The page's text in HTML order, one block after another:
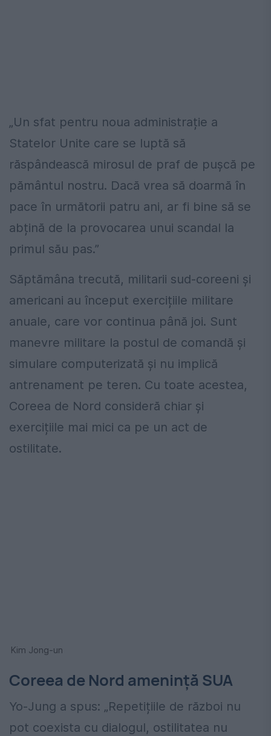
„Un sfat pentru noua administrație a
Statelor Unite care se luptă să
răspândească mirosul de praf de pușcă pe
pământul nostru. Dacă vrea să doarmă în
pace în următorii patru ani, ar fi bine să se
abțină de la provocarea unui scandal la
primul său pas.”
Săptămâna trecută, militarii sud-coreeni și
americani au început exercițiile militare
anuale, care vor continua până joi. Sunt
manevre militare la postul de comandă și
simulare computerizată și nu implică
antrenament pe teren. Cu toate acestea,
Coreea de Nord consideră chiar și
exercițiile mai mici ca pe un act de
ostilitate.
Kim Jong-un
Coreea de Nord ameninţă SUA
Yo-Jung a spus: „Repetițiile de război nu
pot coexista cu dialogul, ostilitatea nu